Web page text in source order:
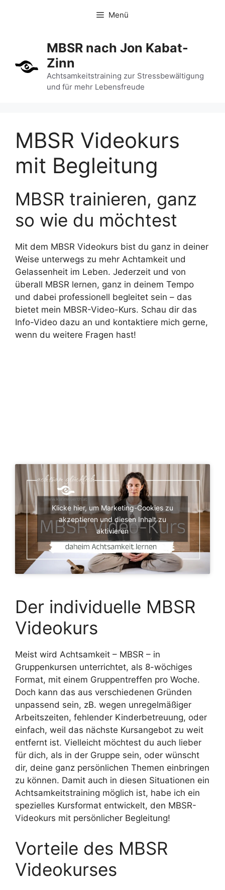
Menü
MBSR nach Jon Kabat-
Zinn
Achtsamkeitstraining zur Stressbewältigung
und für mehr Lebensfreude
MBSR Videokurs
mit Begleitung
MBSR trainieren, ganz
so wie du möchtest
Mit dem MBSR Videokurs bist du ganz in deiner
Weise unterwegs zu mehr Achtamkeit und
Gelassenheit im Leben. Jederzeit und von
überall MBSR lernen, ganz in deinem Tempo
und dabei professionell begleitet sein – das
bietet mein MBSR-Video-Kurs. Schau dir das
Info-Video dazu an und kontaktiere mich gerne,
wenn du weitere Fragen hast!
Klicke hier, um Marketing-Cookies zu
akzeptieren und diesen Inhalt zu
aktivieren
Der individuelle MBSR
Videokurs
Meist wird Achtsamkeit – MBSR – in
Gruppenkursen unterrichtet, als 8-wöchiges
Format, mit einem Gruppentreffen pro Woche.
Doch kann das aus verschiedenen Gründen
unpassend sein, zB. wegen unregelmäßiger
Arbeitszeiten, fehlender Kinderbetreuung, oder
einfach, weil das nächste Kursangebot zu weit
entfernt ist. Vielleicht möchtest du auch lieber
für dich, als in der Gruppe sein, oder wünscht
dir, deine ganz persönlichen Themen einbringen
zu können. Damit auch in diesen Situationen ein
Achtsamkeitstraining möglich ist, habe ich ein
spezielles Kursformat entwickelt, den MBSR-
Videokurs mit persönlicher Begleitung!
Vorteile des MBSR
Videokurses